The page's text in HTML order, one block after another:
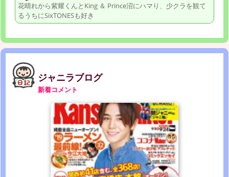
花晴れから紫耀くんとKing ＆ Prince沼にハマり、少クラを観て
るうちにSixTONESも好き
ジャニラブログ
新着コメント